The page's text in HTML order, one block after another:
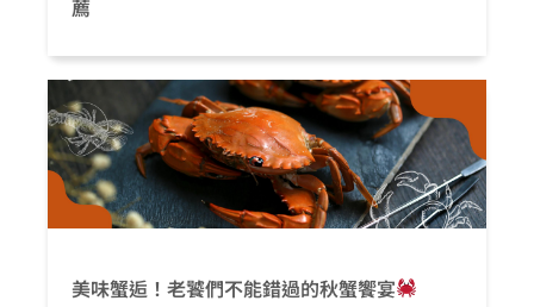
薦
美味蟹逅！老饕們不能錯過的秋蟹饗宴